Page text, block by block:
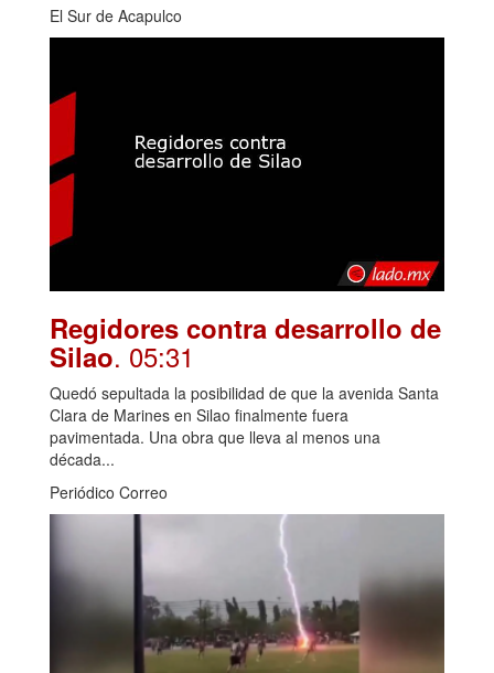
El Sur de Acapulco
Regidores contra desarrollo de
Silao. 05:31
Quedó sepultada la posibilidad de que la avenida Santa
Clara de Marines en Silao finalmente fuera
pavimentada. Una obra que lleva al menos una
década...
Periódico Correo